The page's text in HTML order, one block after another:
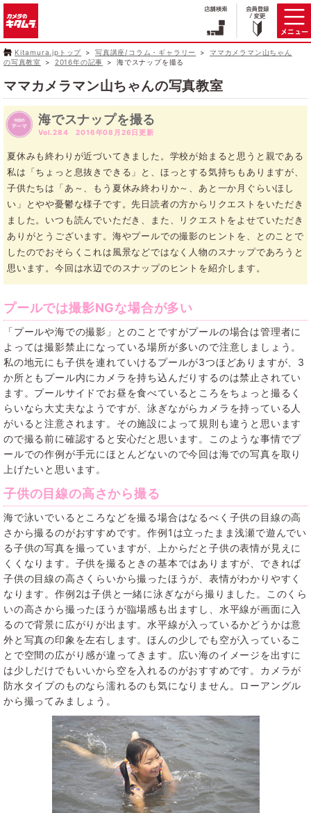
Kitamura.jpトップ 写真講座/コラム・ギャラリー
ママカメラマン山ちゃん
の写真教室
2016年の記事 海でスナップを撮る
ママカメラマン山ちゃんの写真教室
海でスナップを撮る
Vol.284 2016年08月26日更新
夏休みも終わりが近づいてきました。学校が始まると思うと親である
私は「ちょっと息抜きできる」と、ほっとする気持ちもありますが、
子供たちは「あ～、もう夏休み終わりか～、あと一か月ぐらいほし
い」とやや憂鬱な様子です。先日読者の方からリクエストをいただき
ました。いつも読んでいただき、また、リクエストをよせていただき
ありがとうございます。海やプールでの撮影のヒントを、とのことで
したのでおそらくこれは風景などではなく人物のスナップであろうと
思います。今回は水辺でのスナップのヒントを紹介します。
プールでは撮影NGな場合が多い
「プールや海での撮影」とのことですがプールの場合は管理者に
よっては撮影禁止になっている場所が多いので注意しましょう。
私の地元にも子供を連れていけるプールが3つほどありますが、3
か所ともプール内にカメラを持ち込んだりするのは禁止されてい
ます。プールサイドでお昼を食べているところをちょっと撮るく
らいなら大丈夫なようですが、泳ぎながらカメラを持っている人
がいると注意されます。その施設によって規則も違うと思います
ので撮る前に確認すると安心だと思います。このような事情でプ
ールでの作例が手元にほとんどないので今回は海での写真を取り
上げたいと思います。
子供の目線の高さから撮る
海で泳いでいるところなどを撮る場合はなるべく子供の目線の高
さから撮るのがおすすめです。作例1は立ったまま浅瀬で遊んでい
る子供の写真を撮っていますが、上からだと子供の表情が見えに
くくなります。子供を撮るときの基本ではありますが、できれば
子供の目線の高さくらいから撮ったほうが、表情がわかりやすく
なります。作例2は子供と一緒に泳ぎながら撮りました。このくら
いの高さから撮ったほうが臨場感も出ますし、水平線が画面に入
るので背景に広がりが出ます。水平線が入っているかどうかは意
外と写真の印象を左右します。ほんの少しでも空が入っているこ
とで空間の広がり感が違ってきます。広い海のイメージを出すに
は少しだけでもいいから空を入れるのがおすすめです。カメラが
防水タイプのものなら濡れるのも気になりません。ローアングル
から撮ってみましょう。